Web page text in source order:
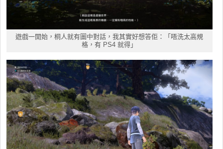
遊戲一開始，桐人就有圖中對話，我其實好想答佢：「唔洗太高規
格，有 PS4 就得」